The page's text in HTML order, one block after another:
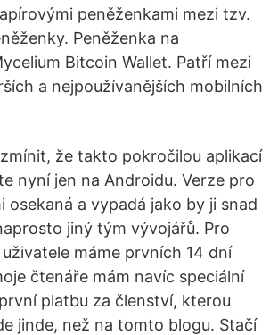
peněženkami mezi tzv.
Peněženka na
Bitcoin Wallet. Patří mezi
a nejpoužívanějších mobilních
že takto pokročilou aplikací
nyní jen na Androidu. Verze pro
osekaná a vypadá jako by ji snad
jiný tým vývojářů. Pro
máme prvních 14 dní
čtenáře mám navíc speciální
platbu za členství, kterou
jinde, než na tomto blogu. Stačí